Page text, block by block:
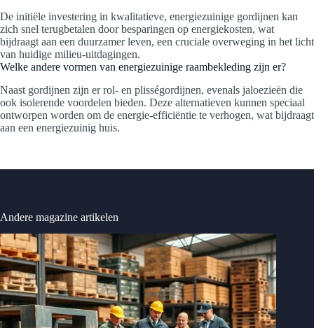
De initiële investering in kwalitatieve, energiezuinige gordijnen kan
zich snel terugbetalen door besparingen op energiekosten, wat
bijdraagt aan een duurzamer leven, een cruciale overweging in het licht
van huidige milieu-uitdagingen.
Welke andere vormen van energiezuinige raambekleding zijn er?
Naast gordijnen zijn er rol- en plisségordijnen, evenals jaloezieën die
ook isolerende voordelen bieden. Deze alternatieven kunnen speciaal
ontworpen worden om de energie-efficiëntie te verhogen, wat bijdraagt
aan een energiezuinig huis.
Andere magazine artikelen